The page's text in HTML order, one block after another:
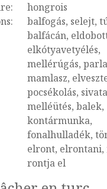
hongrois
balfogás, selejt,
balfácán,
elkótyavetyélés,
mellérúgás,
mamlasz,
pocsékolás,
melléütés, balek,
kontármunka,
fonalhulladék,
elront, elrontani,
rontja el